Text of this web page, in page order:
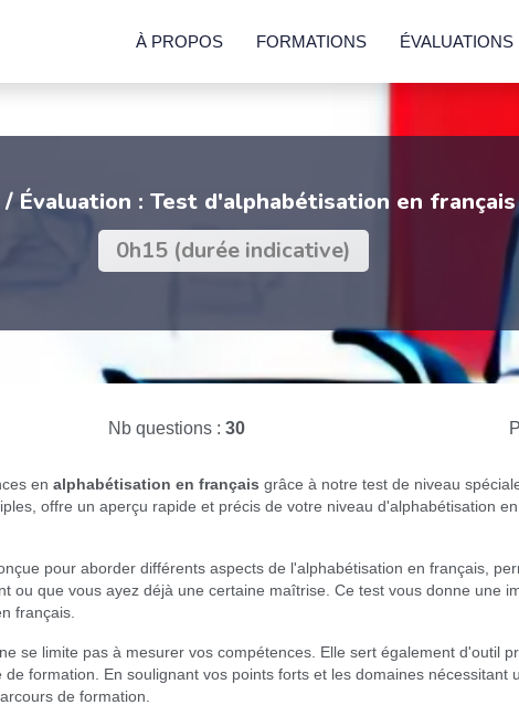
À PROPOS FORMATIONS ÉVALUATIONS
Évaluation : Test d'alphabétisation en français
0h15 (durée indicative)
Nb questions :30
en alphabétisation en français grâce à notre test de niveau
offre un aperçu rapide et précis de votre niveau d'alphabétisation
pour aborder différents aspects de l'alphabétisation en français,
ou que vous ayez déjà une certaine maîtrise. Ce test vous donne une
français.
se limite pas à mesurer vos compétences. Elle sert également d'outil
formation. En soulignant vos points forts et les domaines nécessitant
de formation.